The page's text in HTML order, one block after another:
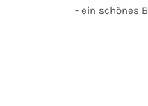
- ein schönes